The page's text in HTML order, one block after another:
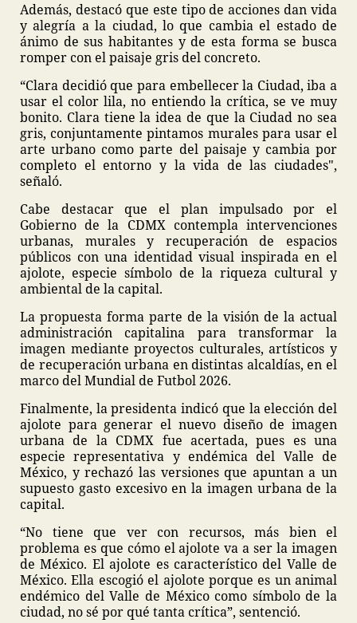
Además, destacó que este tipo de acciones dan vida
y alegría a la ciudad, lo que cambia el estado de
ánimo de sus habitantes y de esta forma se busca
romper con el paisaje gris del concreto.
“Clara decidió que para embellecer la Ciudad, iba a
usar el color lila, no entiendo la crítica, se ve muy
bonito. Clara tiene la idea de que la Ciudad no sea
gris, conjuntamente pintamos murales para usar el
arte urbano como parte del paisaje y cambia por
completo el entorno y la vida de las ciudades",
señaló.
Cabe destacar que el plan impulsado por el
Gobierno de la CDMX contempla intervenciones
urbanas, murales y recuperación de espacios
públicos con una identidad visual inspirada en el
ajolote, especie símbolo de la riqueza cultural y
ambiental de la capital.
La propuesta forma parte de la visión de la actual
administración capitalina para transformar la
imagen mediante proyectos culturales, artísticos y
de recuperación urbana en distintas alcaldías, en el
marco del Mundial de Futbol 2026.
Finalmente, la presidenta indicó que la elección del
ajolote para generar el nuevo diseño de imagen
urbana de la CDMX fue acertada, pues es una
especie representativa y endémica del Valle de
México, y rechazó las versiones que apuntan a un
supuesto gasto excesivo en la imagen urbana de la
capital.
“No tiene que ver con recursos, más bien el
problema es que cómo el ajolote va a ser la imagen
de México. El ajolote es característico del Valle de
México. Ella escogió el ajolote porque es un animal
endémico del Valle de México como símbolo de la
ciudad, no sé por qué tanta crítica”, sentenció.